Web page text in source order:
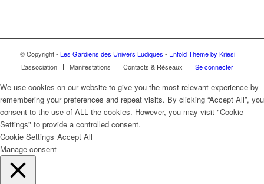
© Copyright - Les Gardiens des Univers Ludiques - Enfold Theme by Kriesi
L’association
Manifestations Contacts & Réseaux Se connecter
We use cookies on our website to give you the most relevant experience by
remembering your preferences and repeat visits. By clicking “Accept All”, you
consent to the use of ALL the cookies. However, you may visit "Cookie
Settings" to provide a controlled consent.
Cookie Settings Accept All
Manage consent